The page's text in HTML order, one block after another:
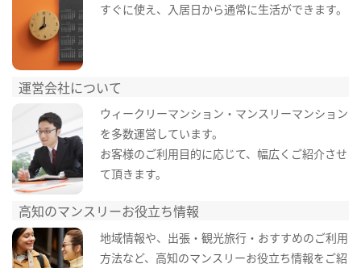
すぐに使え、入居日から通常に生活ができます。
運営会社について
ウィークリーマンション・マンスリーマンション
を多数運営しています。
お客様のご利用目的に応じて、幅広くご紹介させ
て頂きます。
高知のマンスリーお役立ち情報
地域情報や、出張・観光旅行・おすすめのご利用
方法など、高知のマンスリーお役立ち情報をご紹